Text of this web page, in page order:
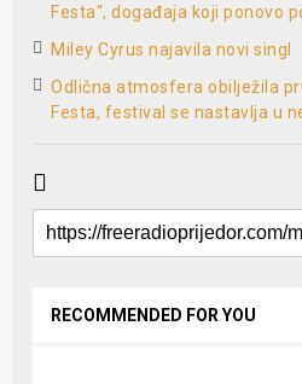
Festa“, događaja koji ponovo
Miley Cyrus najavila novi singl
Odlična atmosfera obilježila
Festa, festival se nastavlja u
RECOMMENDED FOR YOU